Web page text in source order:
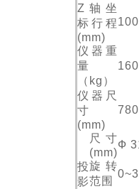
Z轴坐
标行程
(mm)
仪器重
量
（kg）
160
仪器尺
寸
(mm)
投
影
尺寸
(mm)
Ф
旋转
范围